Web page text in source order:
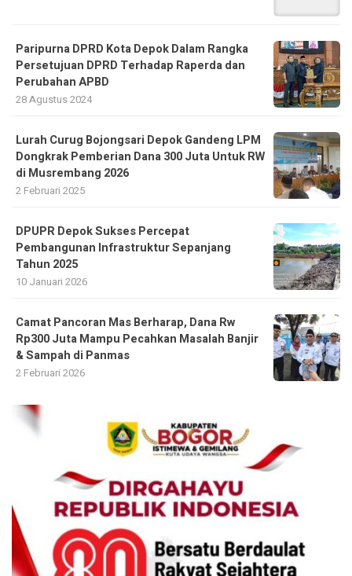
Paripurna DPRD Kota Depok Dalam Rangka
Persetujuan DPRD Terhadap Raperda dan
Perubahan APBD
28 Agustus 2024
Lurah Curug Bojongsari Depok Gandeng LPM
Dongkrak Pemberian Dana 300 Juta Untuk RW
di Musrembang 2026
2 Februari 2025
DPUPR Depok Sukses Percepat
Pembangunan Infrastruktur Sepanjang
Tahun 2025
10 Januari 2026
Camat Pancoran Mas Berharap, Dana Rw
Rp300 Juta Mampu Pecahkan Masalah Banjir
& Sampah di Panmas
2 Februari 2026